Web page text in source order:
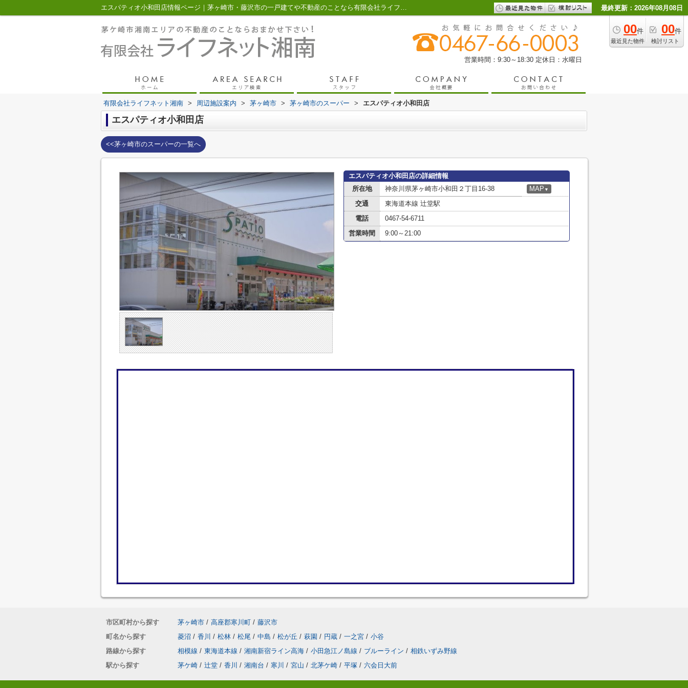
エスパティオ小和田店情報ページ｜茅ヶ崎市・藤沢市の一戸建てや不動産のことなら有限会社ライフネット湘南 最終更新：2026年08月08日
00件
最近見た物件
00件
検討リスト
営業時間：9:30～18:30 定休日：水曜日
有限会社ライフネット湘南 > 周辺施設案内 > 茅ヶ崎市 > 茅ヶ崎市のスーパー > エスパティオ小和田店
エスパティオ小和田店
<<茅ヶ崎市のスーパーの一覧へ
エスパティオ小和田店の詳細情報
所在地
神奈川県茅ヶ崎市小和田２丁目16-38 MAP ▼
交通
東海道本線 辻堂駅
電話
0467-54-6711
営業時間
9:00～21:00
市区町村から探す 茅ヶ崎市 / 高座郡寒川町 / 藤沢市
町名から探す
菱沼 / 香川 / 松林 / 松尾 / 中島 / 松が丘 / 萩園 / 円蔵 / 一之宮 / 小谷
路線から探す
相模線 / 東海道本線 / 湘南新宿ライン高海 / 小田急江ノ島線 / ブルーライン / 相鉄いずみ野線
駅から探す
茅ケ崎 / 辻堂 / 香川 / 湘南台 / 寒川 / 宮山 / 北茅ケ崎 / 平塚 / 六会日大前